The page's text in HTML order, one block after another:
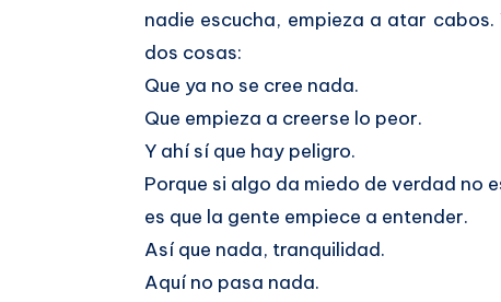
nadie escucha, empieza a atar
dos cosas:
Que ya no se cree nada.
Que empieza a creerse lo peor.
Y ahí sí que hay peligro.
Porque si algo da miedo de verdad no
es que la gente empiece a entender.
Así que nada, tranquilidad.
Aquí no pasa nada.